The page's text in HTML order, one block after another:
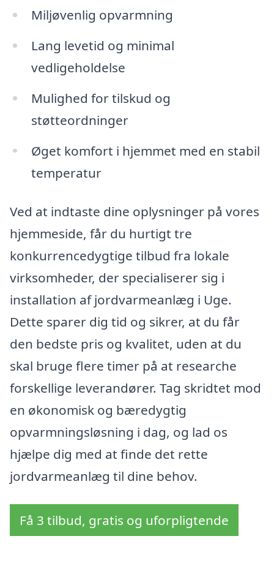
Miljøvenlig opvarmning
Lang levetid og minimal
vedligeholdelse
Mulighed for tilskud og
støtteordninger
Øget komfort i hjemmet med en stabil
temperatur
Ved at indtaste dine oplysninger på vores
hjemmeside, får du hurtigt tre
konkurrencedygtige tilbud fra lokale
virksomheder, der specialiserer sig i
installation af jordvarmeanlæg i Uge.
Dette sparer dig tid og sikrer, at du får
den bedste pris og kvalitet, uden at du
skal bruge flere timer på at researche
forskellige leverandører. Tag skridtet mod
en økonomisk og bæredygtig
opvarmningsløsning i dag, og lad os
hjælpe dig med at finde det rette
jordvarmeanlæg til dine behov.
Få 3 tilbud, gratis og uforpligtende